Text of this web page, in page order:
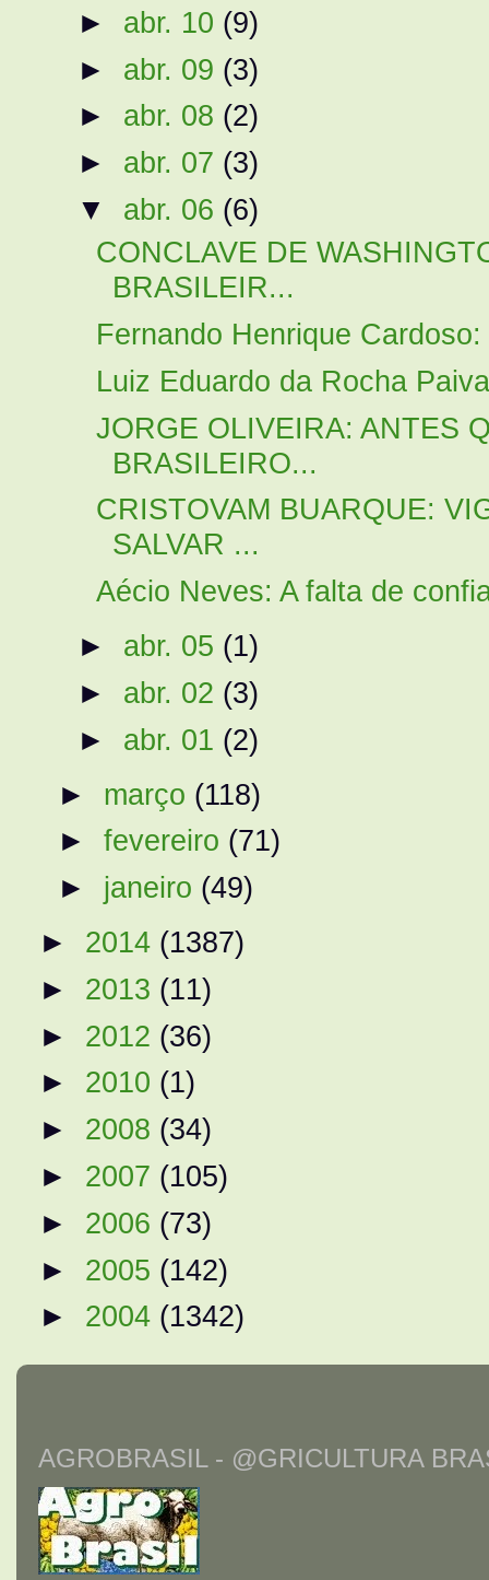
► abr. 10 (9)
► abr. 09 (3)
► abr. 08 (2)
► abr. 07 (3)
▼ abr. 06 (6)
CONCLAVE DE
BRASILEIR...
Fernando Henrique
Luiz Eduardo da Rocha
JORGE OLIVEIRA: ANTES
BRASILEIRO...
CRISTOVAM BUARQUE:
SALVAR ...
Aécio Neves: A falta de
► abr. 05 (1)
► abr. 02 (3)
► abr. 01 (2)
► março (118)
►fevereiro (71)
► janeiro (49)
► 2014 (1387)
► 2013 (11)
► 2012 (36)
► 2010 (1)
► 2008 (34)
► 2007 (105)
► 2006 (73)
► 2005 (142)
► 2004 (1342)
AGROBRASIL - @GRICULTURA